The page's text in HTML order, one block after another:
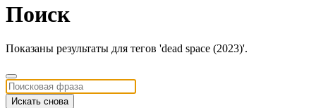
Поиск
Показаны результаты для тегов 'dead space (2023)'.
Искать снова